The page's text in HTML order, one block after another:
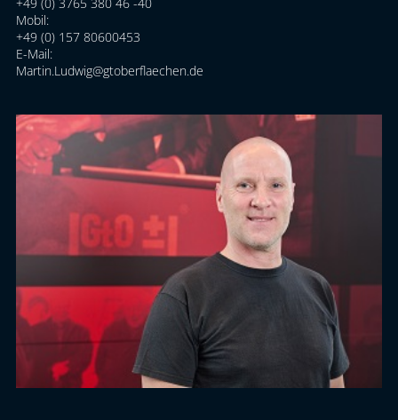
Mobil:
+49 (0) 157 80600453
E-Mail:
Martin.Ludwig@gtoberflaechen.de